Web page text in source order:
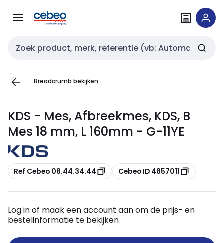
naar
naar
Zoekveld invoer
Breadcrumb bekijken
KDS - Mes, Afbreekmes, KDS, B
Mes 18 mm, L 160mm - G-11YE
Kopiëren
Ref Cebeo 08.44.34.44 Kopiëren
Cebeo ID 4857011
Log in of maak een account aan om de prijs- en
bestelinformatie te bekijken